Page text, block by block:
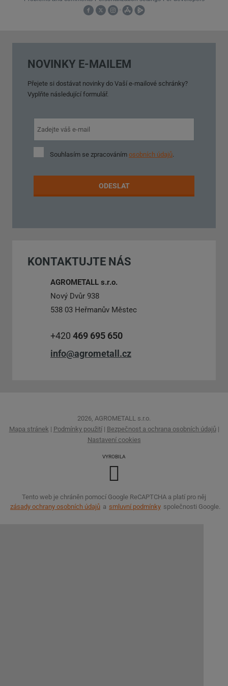
NOVINKY E-MAILEM
Přejete si dostávat novinky do Vaší e-mailové schránky?
Vyplňte následující formulář.
SouhlasímSouhlasím se zpracováním osobních údajů
ODESLAT
se
odeslat.
KONTAKTUJTE NÁS
AGROMETALL s.r.o.
Nový Dvůr 938
538 03 Heřmanův Městec
+420 469 695 650
info@agrometall.cz
2026, AGROMETALL s.r.o.
Mapa stránek | Podmínky použití | Bezpečnost a ochrana osobních údajů |
Nastavení cookies
VYROBILA
Tento web je chráněn pomocí Google ReCAPTCHA a platí pro něj
zásady ochrany osobních údajů a smluvní podmínky společnosti Google.